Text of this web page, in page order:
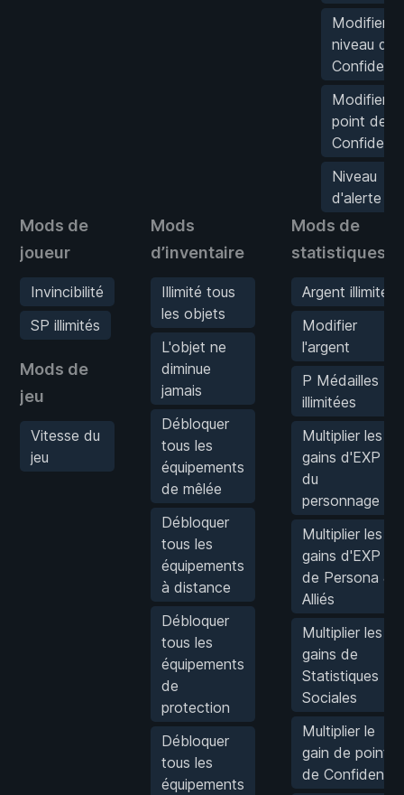
Modifier le
niveau de
Confident
Modifier le
point de
Confident
Niveau
d'alerte 0
Mods de
joueur
Invincibilité
SP illimités
Mods de
jeu
Vitesse du
jeu
Mods
d’inventaire
Illimité tous
les objets
L'objet ne
diminue
jamais
Débloquer
tous les
équipements
de mêlée
Débloquer
tous les
équipements
à distance
Débloquer
tous les
équipements
de
protection
Débloquer
tous les
équipements
Mods de
statistiques
Argent illimité
Modifier
l'argent
P Médailles
illimitées
Multiplier les
gains d'EXP
du
personnage
Multiplier les
gains d'EXP
de Persona &
Alliés
Multiplier les
gains de
Statistiques
Sociales
Multiplier le
gain de points
de Confident